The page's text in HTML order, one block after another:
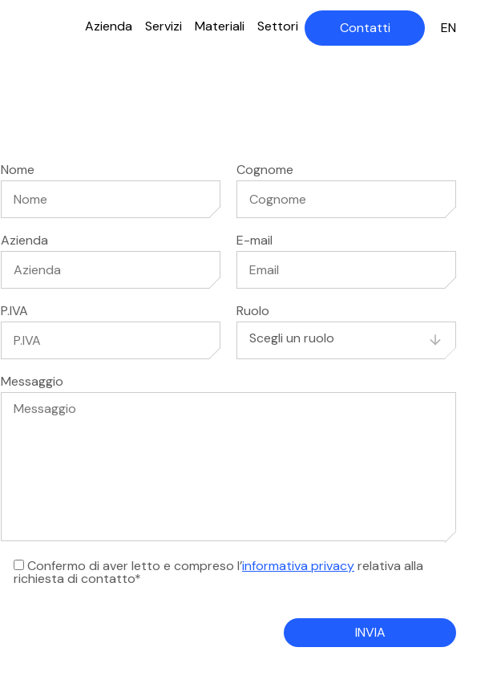
Azienda Servizi Materiali Settori Contatti EN
Nome Cognome
Azienda E-mail
P.IVA
Ruolo
Scegli un ruolo
Messaggio
Confermo di aver letto e compreso l’informativa privacyrelativa alla
richiesta di contatto*